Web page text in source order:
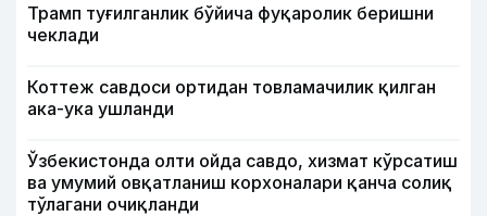
Трамп туғилганлик бўйича фуқаролик беришни
чеклади
Коттеж савдоси ортидан товламачилик қилган
ака-ука ушланди
Ўзбекистонда олти ойда савдо, хизмат кўрсатиш
ва умумий овқатланиш корхоналари қанча солиқ
тўлагани очиқланди